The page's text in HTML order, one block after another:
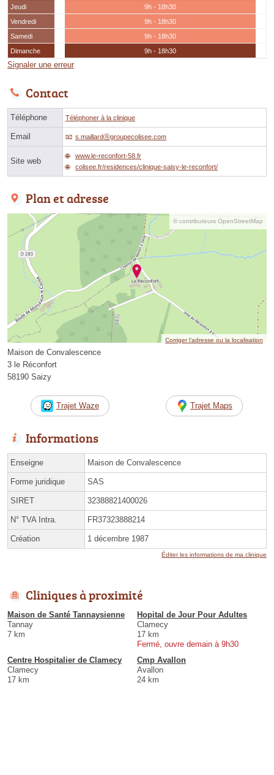
Jeudi
9h - 18h30
Vendredi
9h - 18h30
Samedi
9h - 18h30
Dimanche
9h - 18h30
Signaler une erreur
Contact
Téléphone Téléphoner à la clinique
Email s.maillardⓐgroupecolisee.com
Site web
www.le-reconfort-58.fr
colisee.fr/residences/clinique-saisy-le-reconfort/
Plan et adresse
© contributeurs OpenStreetMap
Corriger l’adresse ou la localisation
Maison de Convalescence
3 le Réconfort
58190 Saizy
Trajet Waze Trajet Maps
Informations
Enseigne Maison de Convalescence
Forme juridique SAS
SIRET 32388821400026
N° TVA Intra. FR37323888214
Création 1 décembre 1987
Éditer les informations de ma clinique
Cliniques à proximité
Maison de Santé Tannaysienne
Tannay
7 km
Hopital de Jour Pour Adultes
Clamecy
17 km
Fermé, ouvre demain à 9h30
Centre Hospitalier de Clamecy
Clamecy
17 km
Cmp Avallon
Avallon
24 km